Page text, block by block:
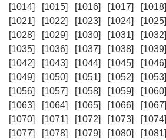
[1014]
[1015] [1016] [1017] [1018]
[1021]
[1022] [1023] [1024] [1025]
[1028]
[1029] [1030] [1031] [1032]
[1035]
[1036] [1037] [1038] [1039]
[1042]
[1043] [1044] [1045] [1046]
[1049]
[1050] [1051] [1052] [1053]
[1056]
[1057] [1058] [1059] [1060]
[1063]
[1064] [1065] [1066] [1067]
[1070]
[1071] [1072] [1073] [1074]
[1077]
[1078] [1079] [1080] [1081]